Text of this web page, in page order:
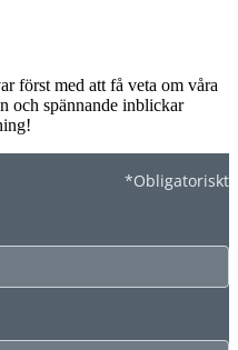
först med att få veta om våra
och spännande inblickar
*Obligatoriskt